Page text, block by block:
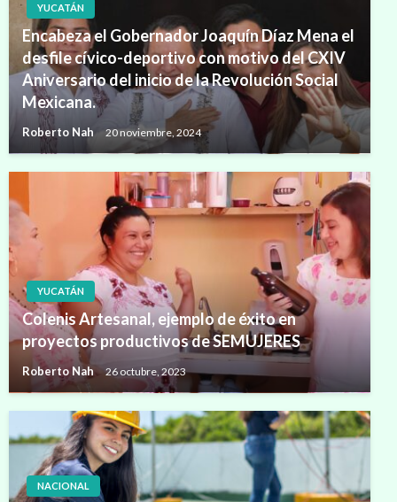
YUCATÁN
Encabeza el Gobernador Joaquín Díaz Mena el
desfile cívico-deportivo con motivo del CXIV
Aniversario del inicio de la Revolución Social
Mexicana.
Roberto Nah 20 noviembre, 2024
YUCATÁN
Colenis Artesanal, ejemplo de éxito en
proyectos productivos de SEMUJERES
Roberto Nah 26 octubre, 2023
NACIONAL